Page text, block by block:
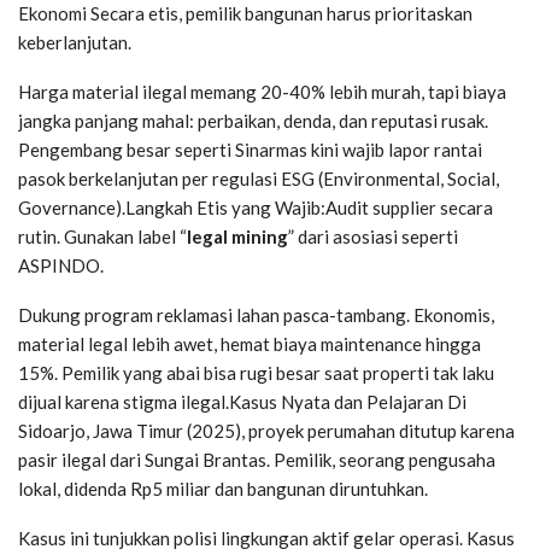
Ekonomi Secara etis, pemilik bangunan harus prioritaskan
keberlanjutan.
Harga material ilegal memang 20-40% lebih murah, tapi biaya
jangka panjang mahal: perbaikan, denda, dan reputasi rusak.
Pengembang besar seperti Sinarmas kini wajib lapor rantai
pasok berkelanjutan per regulasi ESG (Environmental, Social,
Governance).Langkah Etis yang Wajib:Audit supplier secara
rutin. Gunakan label “legal mining” dari asosiasi seperti
ASPINDO.
Dukung program reklamasi lahan pasca-tambang. Ekonomis,
material legal lebih awet, hemat biaya maintenance hingga
15%. Pemilik yang abai bisa rugi besar saat properti tak laku
dijual karena stigma ilegal.Kasus Nyata dan Pelajaran Di
Sidoarjo, Jawa Timur (2025), proyek perumahan ditutup karena
pasir ilegal dari Sungai Brantas. Pemilik, seorang pengusaha
lokal, didenda Rp5 miliar dan bangunan diruntuhkan.
Kasus ini tunjukkan polisi lingkungan aktif gelar operasi. Kasus